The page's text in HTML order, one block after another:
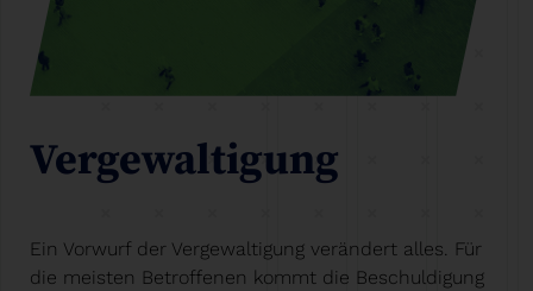
Vergewaltigung
Ein Vorwurf der Vergewaltigung verändert alles. Für
die meisten Betroffenen kommt die Beschuldigung